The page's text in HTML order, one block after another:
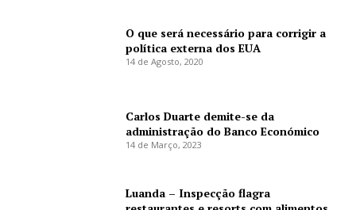
O que será necessário para corrigir a
política externa dos EUA
14 de Agosto, 2020
Carlos Duarte demite-se da
administração do Banco Económico
14 de Março, 2023
Luanda – Inspecção flagra